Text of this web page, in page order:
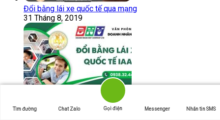
Đổi bằng lái xe quốc tế qua mạng
31 Tháng 8, 2019
Đổi bằng lái xe quốc tế IAA
22 Tháng 8, 2017
Tìm đường Chat Zalo Gọi điện Messenger Nhắn tin SMS